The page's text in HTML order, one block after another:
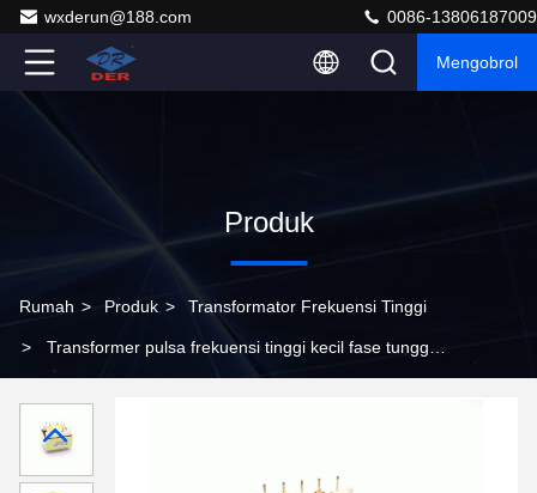
wxderun@188.com 0086-13806187009
Mengobrol
Produk
Rumah > Produk > Transformator Frekuensi Tinggi
> Transformer pulsa frekuensi tinggi kecil fase tunggal